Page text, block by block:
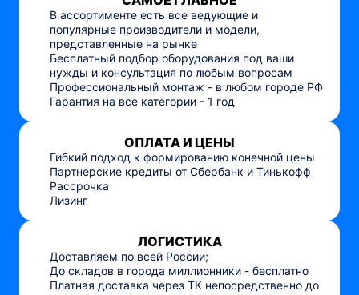
В ассортименте есть все ведующие и
популярные производители и модели,
представленные на рынке
Бесплатный подбор оборудования под ваши
нужды и консультация по любым вопросам
Профессиональный монтаж - в любом городе РФ
Гарантия на все категории - 1 год
ОПЛАТА И ЦЕНЫ
Гибкий подход к формированию конечной цены
Партнерские кредиты от Сбербанк и Тинькофф
Рассрочка
Лизинг
ЛОГИСТИКА
Доставляем по всей России;
До складов в города миллионники - бесплатно
Платная доставка через ТК непосредственно до